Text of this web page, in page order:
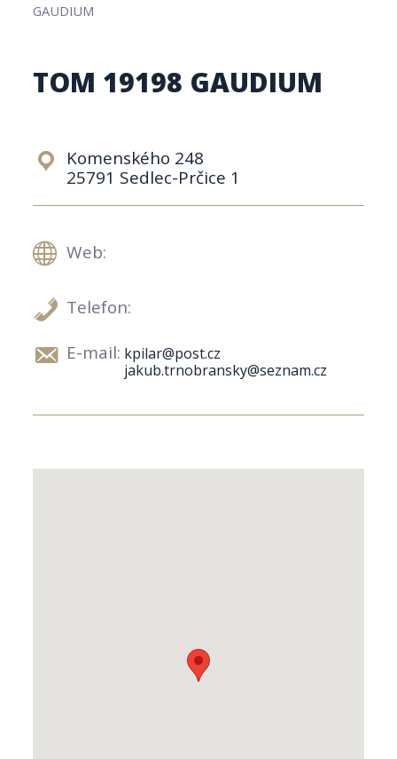
GAUDIUM
TOM 19198 GAUDIUM
Komenského 248
25791 Sedlec-Prčice 1
Web:
Telefon:
E-mail: kpilar@post.cz
jakub.trnobransky@seznam.cz